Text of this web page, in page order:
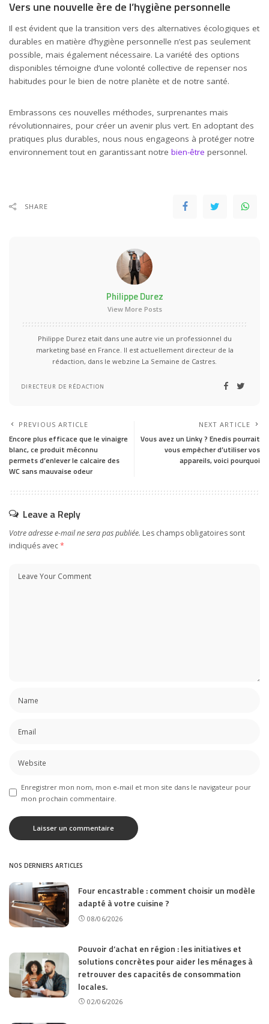
Vers une nouvelle ère de l’hygiène personnelle
Il est évident que la transition vers des alternatives écologiques et
durables en matière d’hygiène personnelle n’est pas seulement
possible, mais également nécessaire. La variété des options
disponibles témoigne d’une volonté collective de repenser nos
habitudes pour le bien de notre planète et de notre santé.
Embrassons ces nouvelles méthodes, surprenantes mais
révolutionnaires, pour créer un avenir plus vert. En adoptant des
pratiques plus durables, nous nous engageons à protéger notre
environnement tout en garantissant notre bien-être personnel.
SHARE
Philippe Durez
View More Posts
Philippe Durez etait dans une autre vie un professionnel du
marketing basé en France. Il est actuellement directeur de la
rédaction, dans le webzine La Semaine de Castres.
DIRECTEUR DE RÉDACTION
PREVIOUS ARTICLE
Encore plus efficace que le vinaigre
blanc, ce produit méconnu
permets d’enlever le calcaire des
WC sans mauvaise odeur
NEXT ARTICLE
Vous avez un Linky ? Enedis pourrait
vous empêcher d’utiliser vos
appareils, voici pourquoi
Leave a Reply
Votre adresse e-mail ne sera pas publiée. Les champs obligatoires sont
indiqués avec*
Enregistrer mon nom, mon e-mail et mon site dans le navigateur pour
mon prochain commentaire.
NOS DERNIERS ARTICLES
Four encastrable : comment choisir un modèle
adapté à votre cuisine ?
08/06/2026
Pouvoir d’achat en région : les initiatives et
solutions concrètes pour aider les ménages à
retrouver des capacités de consommation
locales.
02/06/2026